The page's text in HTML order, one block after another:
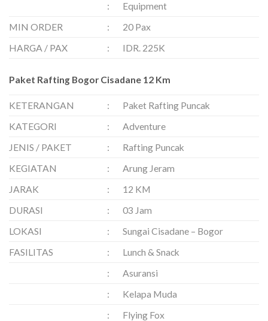
:
Equipment
MIN ORDER
:
20 Pax
HARGA / PAX
: IDR. 225K
Paket Rafting Bogor Cisadane 12 Km
KETERANGAN :
Paket Rafting Puncak
KATEGORI
:
Adventure
JENIS / PAKET
:
Rafting Puncak
KEGIATAN
:
Arung Jeram
JARAK
:
12 KM
DURASI
:
03 Jam
LOKASI
:
Sungai Cisadane – Bogor
FASILITAS
:
Lunch & Snack
:
Asuransi
:
Kelapa Muda
:
Flying Fox